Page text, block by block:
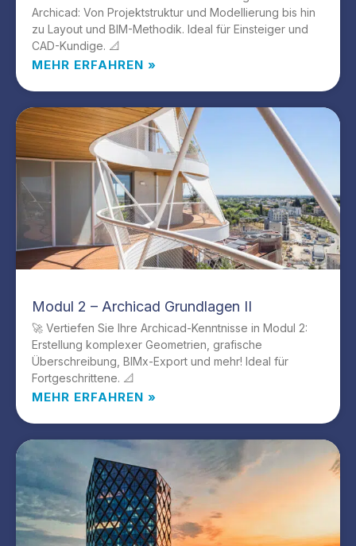
Archicad: Von Projektstruktur und Modellierung bis hin
zu Layout und BIM-Methodik. Ideal für Einsteiger und
CAD-Kundige. 📐
MEHR ERFAHREN »
Modul 2 – Archicad Grundlagen II
🚀 Vertiefen Sie Ihre Archicad-Kenntnisse in Modul 2:
Erstellung komplexer Geometrien, grafische
Überschreibung, BIMx-Export und mehr! Ideal für
Fortgeschrittene. 📐
MEHR ERFAHREN »